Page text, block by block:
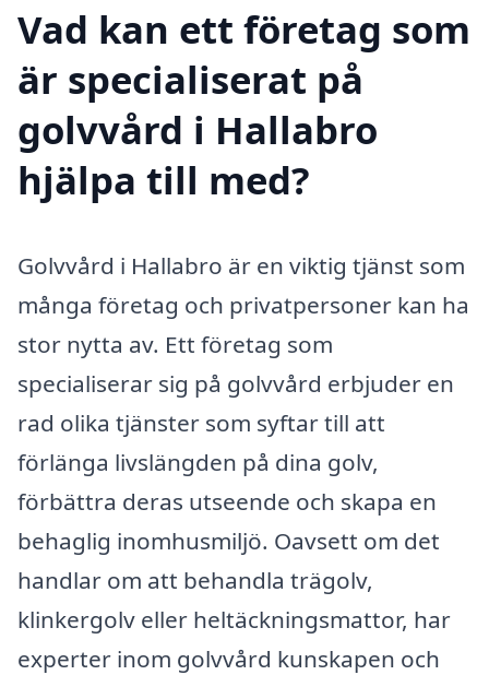
Vad kan ett företag som
är specialiserat på
golvvård i Hallabro
hjälpa till med?
Golvvård i Hallabro är en viktig tjänst som
många företag och privatpersoner kan ha
stor nytta av. Ett företag som
specialiserar sig på golvvård erbjuder en
rad olika tjänster som syftar till att
förlänga livslängden på dina golv,
förbättra deras utseende och skapa en
behaglig inomhusmiljö. Oavsett om det
handlar om att behandla trägolv,
klinkergolv eller heltäckningsmattor, har
experter inom golvvård kunskapen och